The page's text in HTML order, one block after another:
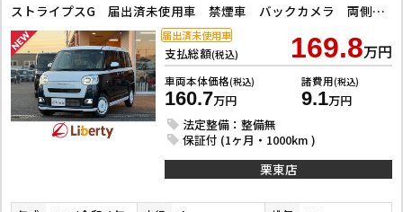
ストライプスG 届出済未使用車 禁煙車 バックカメラ 両側電動スライドドア クリアランスソナー レーンアシスト 衝突被害軽減システム オートライト LEDヘッドランプ アイドリングストップ シートヒーター
支払総額(税込) 169.8万円
車両本体価格(税込)
160.7万円
諸費用(税込)
9.1万円
法定整備：整備無
保証付 (1ヶ月・1000km )
届出済未使用車
栗東店